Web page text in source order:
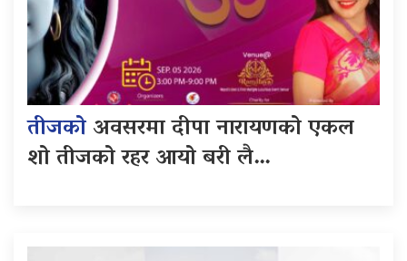
तीजकोअवसरमा दीपा नारायणको एकल
शो तीजको रहर आयो बरी लै…